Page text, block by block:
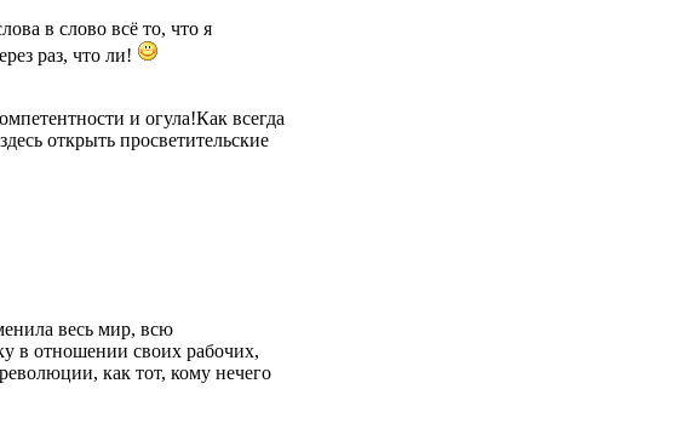
в слово всё то, что я
раз, что ли!
и огула!Как всегда
открыть просветительские
весь мир, всю
в отношении своих рабочих,
как тот, кому нечего